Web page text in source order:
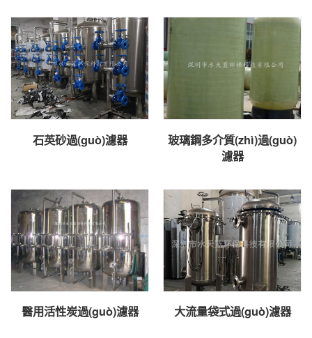
石英砂過(guò)濾器
玻璃鋼多介質(zhì)過(guò)
濾器
醫用活性炭過(guò)濾器 大流量袋式過(guò)濾器